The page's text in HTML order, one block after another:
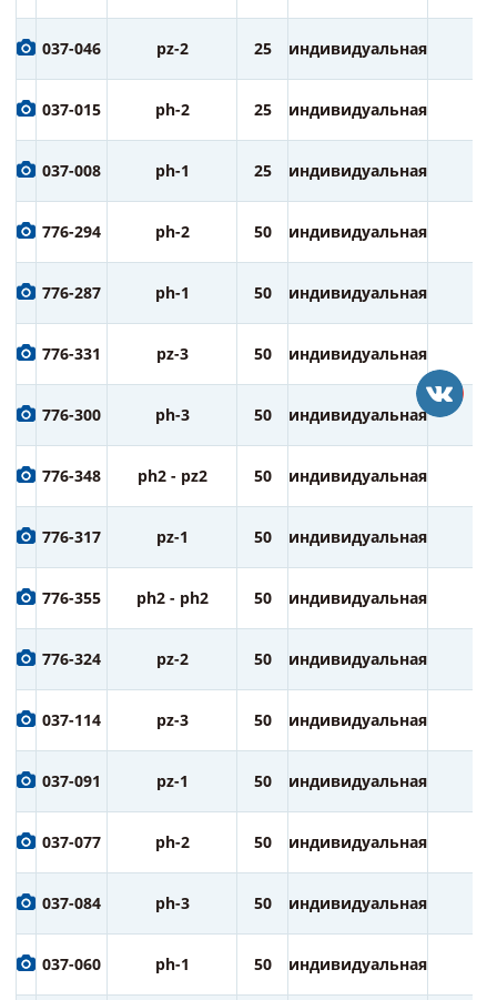
037-046 pz-2 25 индивидуальная
037-015 ph-2 25 индивидуальная
037-008 ph-1 25 индивидуальная
776-294 ph-2 50 индивидуальная
776-287 ph-1 50 индивидуальная
776-331 pz-3 50 индивидуальная
776-300 ph-3 50 индивидуальная
776-348 ph2 - pz2 50 индивидуальная
776-317 pz-1 50 индивидуальная
776-355 ph2 - ph2 50 индивидуальная
776-324 pz-2 50 индивидуальная
037-114 pz-3 50 индивидуальная
037-091 pz-1 50 индивидуальная
037-077 ph-2 50 индивидуальная
037-084 ph-3 50 индивидуальная
037-060 ph-1 50 индивидуальная